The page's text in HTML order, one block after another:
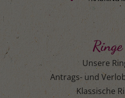
Ringe
Unsere
Antrags- und
Klassische